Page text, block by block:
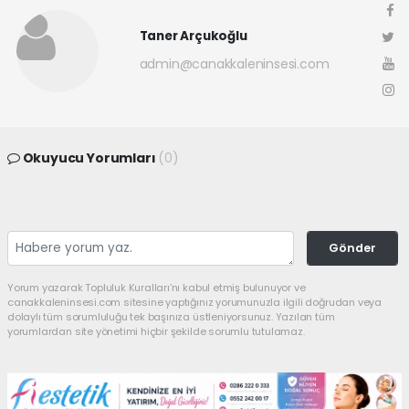
Taner Arçukoğlu
admin@canakkaleninsesi.com
Okuyucu Yorumları (0)
Gönder
Yorum yazarak Topluluk Kuralları’nı kabul etmiş bulunuyor ve
canakkaleninsesi.com sitesine yaptığınız yorumunuzla ilgili doğrudan veya
dolaylı tüm sorumluluğu tek başınıza üstleniyorsunuz. Yazılan tüm
yorumlardan site yönetimi hiçbir şekilde sorumlu tutulamaz.